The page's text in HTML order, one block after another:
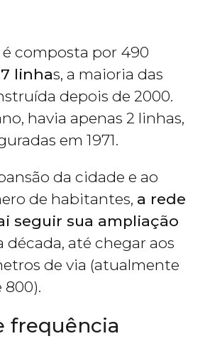
composta por 490
linhas, a maioria das
depois de 2000.
havia apenas 2 linhas,
em 1971.
da cidade e ao
de habitantes, a rede
seguir sua ampliação
década, até chegar aos
de via (atualmente
800).
frequência